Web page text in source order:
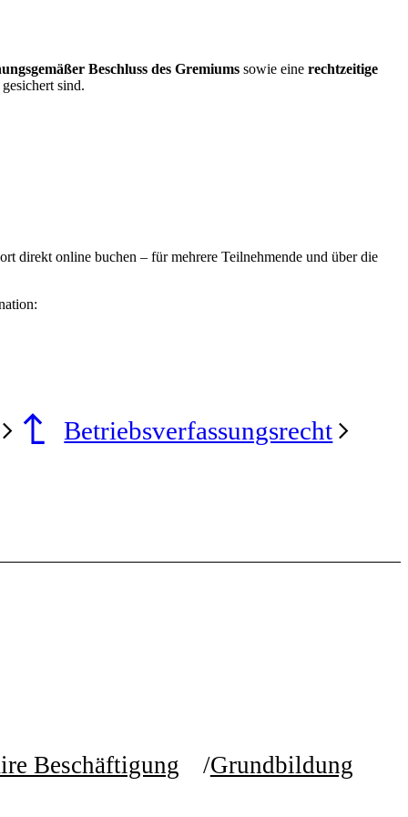
Beschluss des Gremiums sowie eine rechtzeitige
sind.
direkt online buchen – für mehrere Teilnehmende und über die
Betriebsverfassungsrecht
Beschäftigung Grundbildung